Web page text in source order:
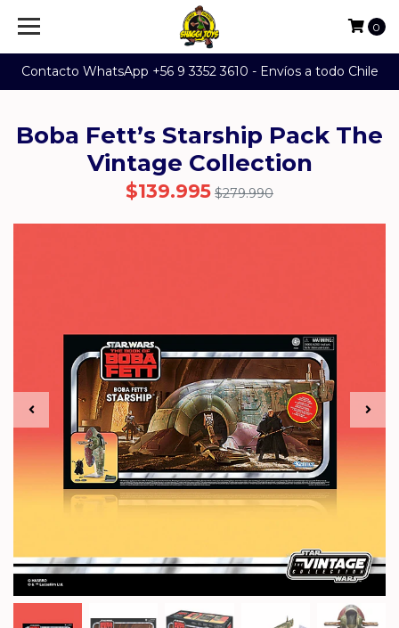
Contacto WhatsApp +56 9 3352 3610 - Envíos a todo Chile
0
Boba Fett’s Starship Pack The
Vintage Collection
$139.995 $279.990